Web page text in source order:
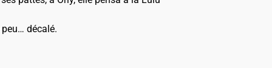
décalé.